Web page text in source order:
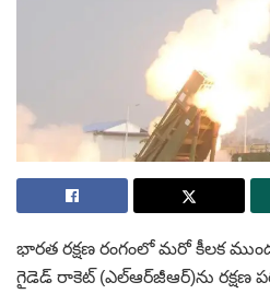
భారత రక్షణ రంగంలో మరో కీలక
గైడెడ్‌ రాకెట్‌ (ఎల్‌ఆర్‌జీఆర్‌)ను రక్షణ